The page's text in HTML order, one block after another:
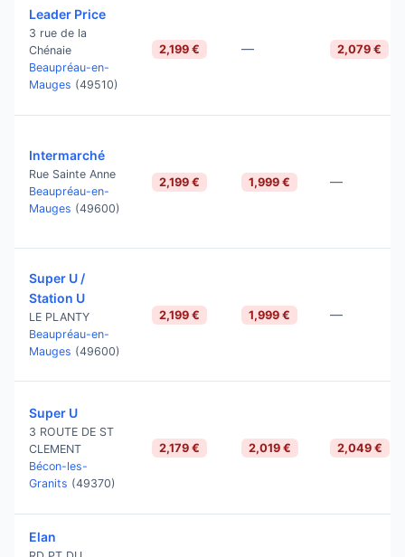
Leader Price
3 rue de la
Chénaie
Beaupréau-en-
Mauges (49510)
2,199 € — 2,079 €
Intermarché
Rue Sainte Anne
Beaupréau-en-
Mauges (49600)
2,199 € 1,999 € —
Super U /
Station U
LE PLANTY
Beaupréau-en-
Mauges (49600)
2,199 € 1,999 € —
Super U
3 ROUTE DE ST
CLEMENT
Bécon-les-
Granits (49370)
2,179 € 2,019 € 2,049 €
Elan